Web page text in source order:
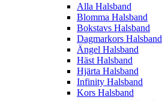
Alla Halsband
Blomma Halsband
Bokstavs Halsband
Dagmarkors Halsband
Ängel Halsband
Häst Halsband
Hjärta Halsband
Infinity Halsband
Kors Halsband